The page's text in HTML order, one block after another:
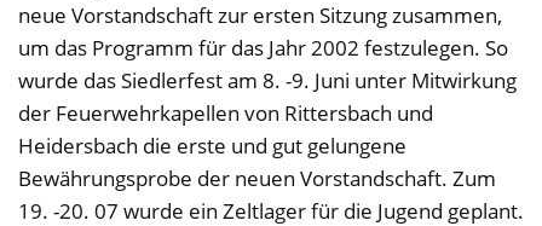
neue Vorstandschaft zur ersten Sitzung zusammen,
um das Programm für das Jahr 2002 festzulegen. So
wurde das Siedlerfest am 8. -9. Juni unter Mitwirkung
der Feuerwehrkapellen von Rittersbach und
Heidersbach die erste und gut gelungene
Bewährungsprobe der neuen Vorstandschaft. Zum
19. -20. 07 wurde ein Zeltlager für die Jugend geplant.